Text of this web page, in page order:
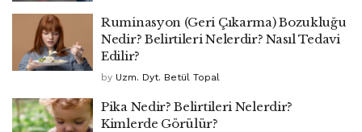
Ruminasyon (Geri Çıkarma) Bozukluğu
Nedir? Belirtileri Nelerdir? Nasıl Tedavi
Edilir?
by Uzm. Dyt. Betül Topal
Pika Nedir? Belirtileri Nelerdir?
Kimlerde Görülür?